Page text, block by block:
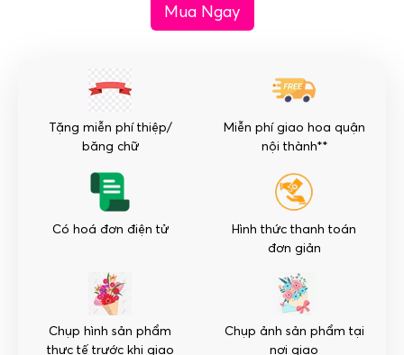
Tinh
Mua Ngay
Tặng miễn phí thiệp/
băng chữ
Miễn phí giao hoa quận
nội thành**
Có hoá đơn điện tử
Hình thức thanh toán
đơn giản
Chụp hình sản phẩm
thực tế trước khi giao
Chụp ảnh sản phẩm tại
nơi giao